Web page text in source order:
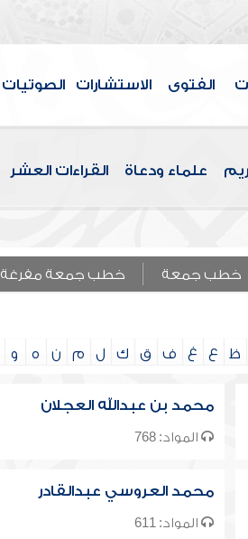
الفتوى الاستشارات الصوتيات
علماء ودعاة القراءات العشر
خطب جمعة خطب جمعة مفرغة
ظ ع غ ف ق ك ل م ن ه و
محمد بن عبدالله العجلان
المواد: 768
محمد العروسي عبدالقادر
المواد: 611